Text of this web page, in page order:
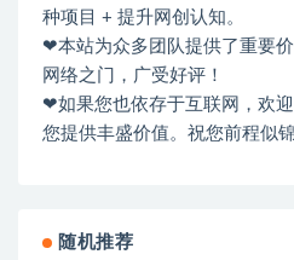
种项目 + 提升网创认知。
❤本站为众多团队提供了重要
网络之门，广受好评！
❤如果您也依存于互联网，欢
您提供丰盛价值。祝您前程似锦
随机推荐